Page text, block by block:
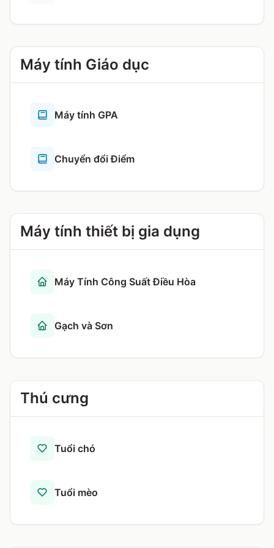
Máy tính Giáo dục
Máy tính GPA
Chuyển đổi Điểm
Máy tính thiết bị gia dụng
Máy Tính Công Suất Điều Hòa
Gạch và Sơn
Thú cưng
Tuổi chó
Tuổi mèo